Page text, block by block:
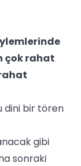
çok rahat
dini bir tören
gibi
sonraki